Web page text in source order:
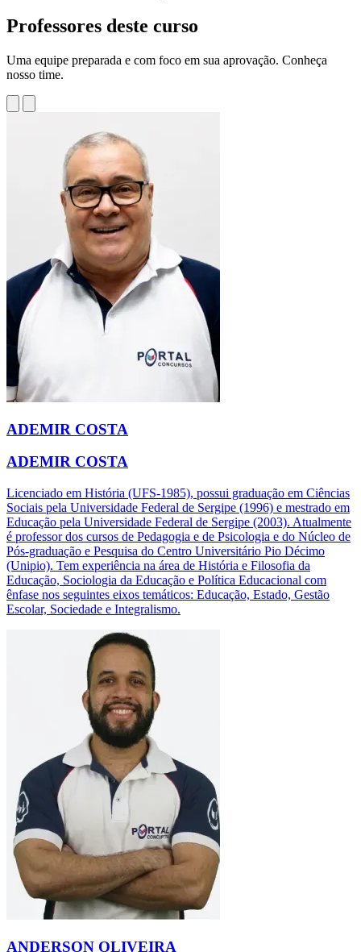
Professores deste curso
Uma equipe preparada e com foco em sua aprovação. Conheça
nosso time.
ADEMIR COSTA
ADEMIR COSTA
Licenciado em História (UFS-1985), possui graduação em Ciências
Sociais pela Universidade Federal de Sergipe (1996) e mestrado em
Educação pela Universidade Federal de Sergipe (2003). Atualmente
é professor dos cursos de Pedagogia e de Psicologia e do Núcleo de
Pós-graduação e Pesquisa do Centro Universitário Pio Décimo
(Unipio). Tem experiência na área de História e Filosofia da
Educação, Sociologia da Educação e Política Educacional com
ênfase nos seguintes eixos temáticos: Educação, Estado, Gestão
Escolar, Sociedade e Integralismo.
ANDERSON OLIVEIRA